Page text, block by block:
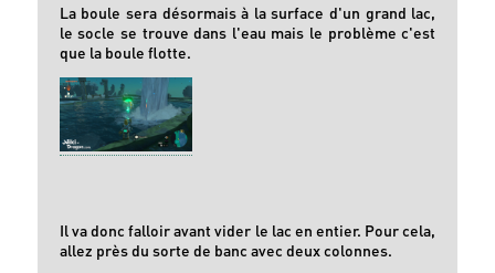
La boule sera désormais à la surface d'un grand lac,
le socle se trouve dans l'eau mais le problème c'est
que la boule flotte.
Il va donc falloir avant vider le lac en entier. Pour cela,
allez près du sorte de banc avec deux colonnes.